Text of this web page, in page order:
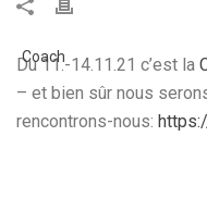
Du 11.-14.11.21 c’est la
– et bien sûr nous
rencontrons-nous: